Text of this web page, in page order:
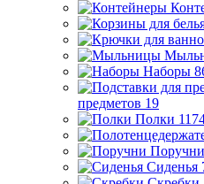
Наборы
предметов 19
Полки
Поручни
Сиденья